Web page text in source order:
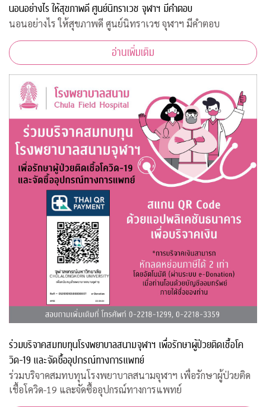
นอนอย่างไร ให้สุขภาพดี ศูนย์นิทราเวช จุฬาฯ มีคำตอบ
นอนอย่างไร ให้สุขภาพดี ศูนย์นิทราเวช จุฬาฯ มีคำตอบ
อ่านเพิ่มเติม
ร่วมบริจาคสมทบทุนโรงพยาบาลสนามจุฬาฯ เพื่อรักษาผู้ป่วยติดเชื้อโค
วิด-19 และจัดซื้ออุปกรณ์ทางการแพทย์
ร่วมบริจาคสมทบทุนโรงพยาบาลสนามจุฬาฯ เพื่อรักษาผู้ป่วยติด
เชื้อโควิด-19 และจัดซื้ออุปกรณ์ทางการแพทย์